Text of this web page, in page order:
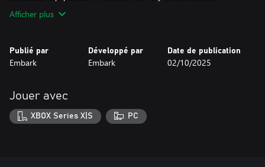
Afficher plus
Publié par
Embark
Développé par
Embark
Date de publication
02/10/2025
Jouer avec
XBOX Series X|S PC